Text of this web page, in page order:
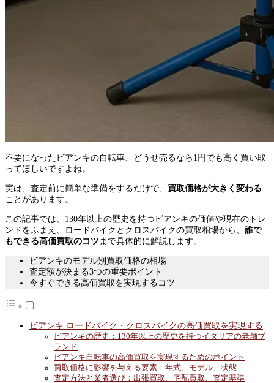
不要になったビアンキの自転車、どうせ売るなら1円でも高く買い取
ってほしいですよね。
実は、査定前に簡単な準備をするだけで、 買取価格が大きく変わる
ことがあります。
この記事では、130年以上の歴史を持つビアンキの価値や現在のトレ
ンドをふまえ、ロードバイクとクロスバイクの買取相場から、 誰で
もできる高価買取のコツ まで具体的に解説します。
ビアンキのモデル別買取価格の相場
査定額が決まる3つの重要ポイント
今すぐできる高価買取を実現するコツ
ビアンキ ロードバイク・クロスバイクの高価買取を実現する
ビアンキの歴史：130年以上の歴史を持つイタリアの老舗ブ
ランド
ビアンキ自転車の高価買取を実現するためのポイント
買取価格に影響を与える要素：年式、モデル、状態
査定方法と業者選び：出張買取、宅配買取、査定基準